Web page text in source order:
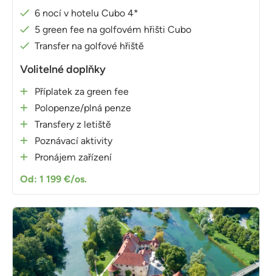
6 nocí v hotelu Cubo 4*
5 green fee na golfovém hřišti Cubo
Transfer na golfové hřiště
Volitelné doplňky
Příplatek za green fee
Polopenze/plná penze
Transfery z letiště
Poznávací aktivity
Pronájem zařízení
Od: 1 199 €/os.